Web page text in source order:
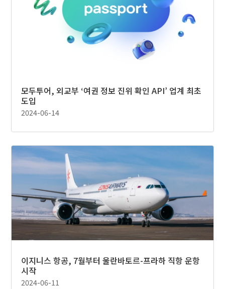
모두투어, 외교부 ‘여권 정보 진위 확인 API’ 업계 최초
도입
2024-06-14
이지니스 항공, 7월부터 울란바토르-프라하 직항 운항
시작
2024-06-11